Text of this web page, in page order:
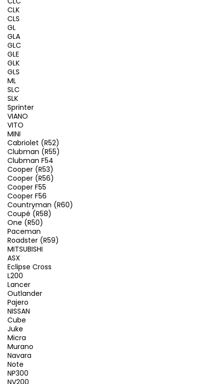
CLK
CLS
GL
GLA
GLC
GLE
GLK
GLS
ML
SLC
SLK
Sprinter
VIANO
VITO
MINI
Cabriolet (R52)
Clubman (R55)
Clubman F54
Cooper (R53)
Cooper (R56)
Cooper F55
Cooper F56
Countryman (R60)
Coupé (R58)
One (R50)
Paceman
Roadster (R59)
MITSUBISHI
ASX
Eclipse Cross
L200
Lancer
Outlander
Pajero
NISSAN
Cube
Juke
Micra
Murano
Navara
Note
NP300